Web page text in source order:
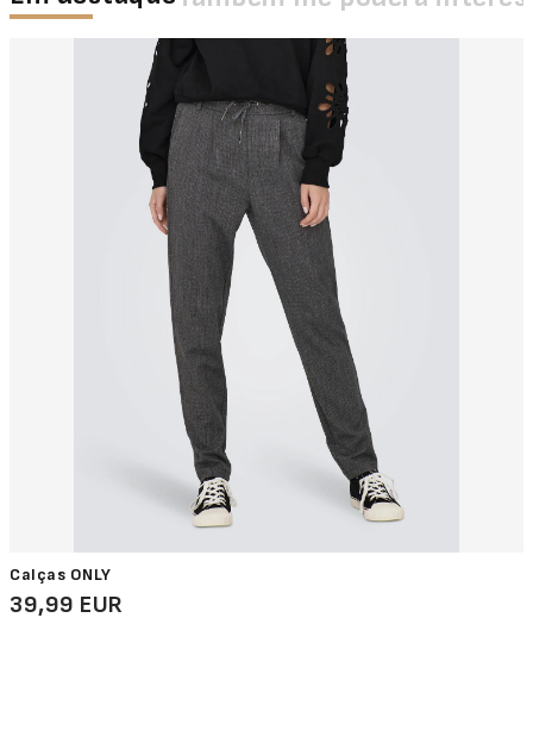
Calças ONLY
39,99 EUR